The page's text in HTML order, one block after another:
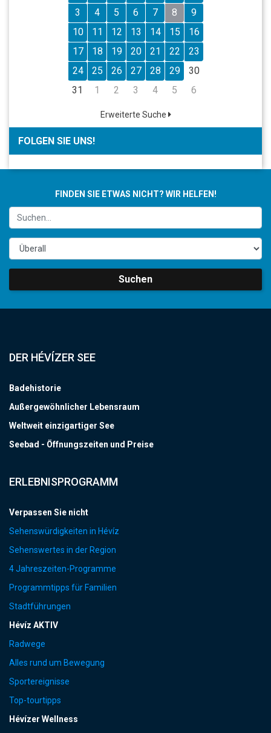
3
4 5 6 7 8
9
10
11 12 13 14 15
16
17
18 19 20 21 22
23
24
25 26 27 28 29
30
31
1 2 3 4 5 6
Erweiterte Suche
FOLGEN SIE UNS!
FINDEN SIE ETWAS NICHT? WIR HELFEN!
Suchen
DER HÉVÍZER SEE
Badehistorie
Außergewöhnlicher Lebensraum
Weltweit einzigartiger See
Seebad - Öffnungszeiten und Preise
ERLEBNISPROGRAMM
Verpassen Sie nicht
Sehenswürdigkeiten in Hévíz
Sehenswertes in der Region
4 Jahreszeiten-Programme
Programmtipps für Familien
Stadtführungen
Hévíz AKTIV
Radwege
Alles rund um Bewegung
Sportereignisse
Top-tourtipps
Hévízer Wellness